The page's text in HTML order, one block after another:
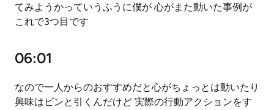
てみようかっていうふうに僕が 心がまた動いた事例が
これで3つ目です
06:01
なので一人からのおすすめだと心がちょっとは動いたり
興味はピンと引くんだけど 実際の行動アクションをす